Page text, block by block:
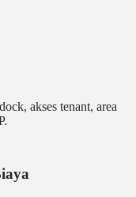
akses tenant, area